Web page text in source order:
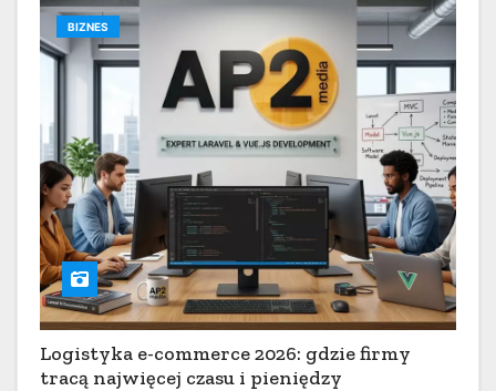
BIZNES
Logistyka e-commerce 2026: gdzie firmy
tracą najwięcej czasu i pieniędzy